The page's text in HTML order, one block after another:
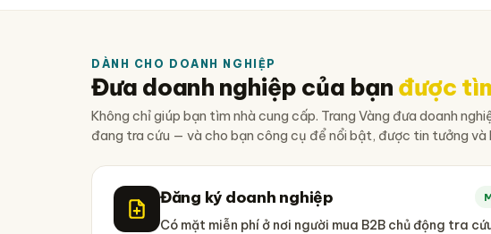
DÀNH CHO DOANH NGHIỆP
Đưa doanh nghiệp của bạn được
Không chỉ giúp bạn tìm nhà cung cấp. Trang Vàng đưa doanh
đang tra cứu — và cho bạn công cụ để nổi bật, được tin tưởng và
Đăng ký doanh nghiệp
Có mặt miễn phí ở nơi người mua B2B chủ động tra